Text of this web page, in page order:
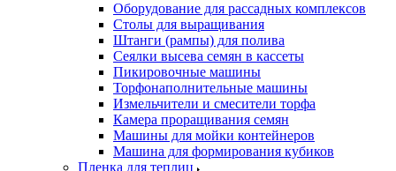
Оборудование для рассадных комплексов
Столы для выращивания
Штанги (рампы) для полива
Сеялки высева семян в кассеты
Пикировочные машины
Торфонаполнительные машины
Измельчители и смесители торфа
Камера проращивания семян
Машины для мойки контейнеров
Машина для формирования кубиков
Пленка для теплиц